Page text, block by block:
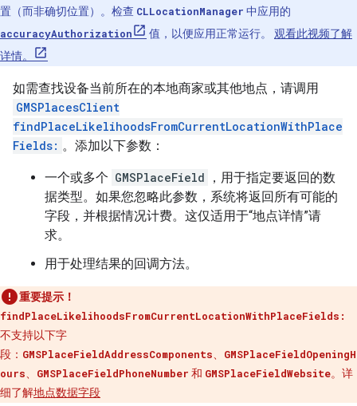
置（而非确切位置）。检查 CLLocationManager 中应用的
accuracyAuthorization
值，以便应用正常运行。 观看此视频了解
详情。
如需查找设备当前所在的本地商家或其他地点，请调用
GMSPlacesClient
findPlaceLikelihoodsFromCurrentLocationWithPlace
Fields: 。添加以下参数：
一个或多个 GMSPlaceField
，用于指定要返回的数
据类型。如果您忽略此参数，系统将返回所有可能的
字段，并根据情况计费。这仅适用于“地点详情”请
求。
用于处理结果的回调方法。
重要提示！
findPlaceLikelihoodsFromCurrentLocationWithPlaceFields:
不支持以下字
段： GMSPlaceFieldAddressComponents
GMSPlaceFieldOpeningH
ours
GMSPlaceFieldPhoneNumber 和 GMSPlaceFieldWebsite。详
细了解地点数据字段